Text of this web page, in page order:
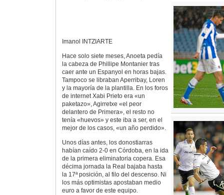
Imanol INTZIARTE
Hace solo siete meses, Anoeta pedía
la cabeza de Phillipe Montanier tras
caer ante un Espanyol en horas bajas.
Tampoco se libraban Aperribay, Loren
y la mayoría de la plantilla. En los foros
de internet Xabi Prieto era «un
paketazo», Agirretxe «el peor
delantero de Primera», el resto no
tenía «huevos» y este iba a ser, en el
mejor de los casos, «un año perdido».
Unos días antes, los donostiarras
habían caído 2-0 en Córdoba, en la ida
de la primera eliminatoria copera. Esa
décima jornada la Real bajaba hasta
la 17ª posición, al filo del descenso. Ni
los más optimistas apostaban medio
euro a favor de este equipo.